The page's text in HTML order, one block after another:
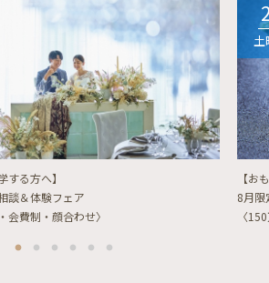
する方へ】
談＆体験フェア
会費制・顔合わせ〉
土
【お
8月限
〈